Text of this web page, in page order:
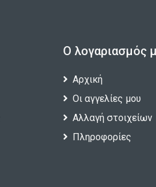
Ο λογαριασμός
Αρχική
Οι αγγελίες μου
Αλλαγή στοιχείων
Πληροφορίες